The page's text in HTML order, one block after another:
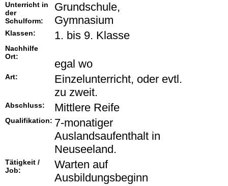
Unterricht in
der
Schulform:
Grundschule,
Gymnasium
Klassen: 1. bis 9. Klasse
Nachhilfe
Ort:
egal wo
Art:
Einzelunterricht, oder evtl.
zu zweit.
Abschluss: Mittlere Reife
Qualifikation: 7-monatiger
Auslandsaufenthalt in
Neuseeland.
Tätigkeit /
Job:
Warten auf
Ausbildungsbeginn